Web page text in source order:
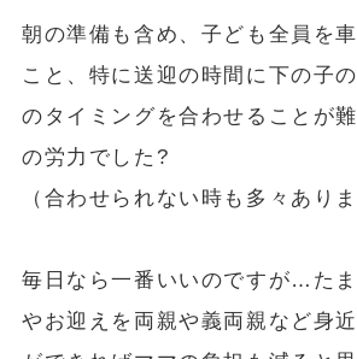
朝の準備も含め、子ども全員を
こと、特に送迎の時間に下の子
のタイミングを合わせることが
の労力でした?
（合わせられない時も多々ありま
毎日なら一番いいのですが…た
やお迎えを両親や義両親など身